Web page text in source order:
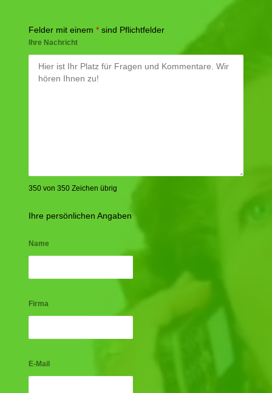
Felder mit einem * sind Pflichtfelder
Ihre Nachricht
350 von 350 Zeichen übrig
Ihre persönlichen Angaben
Name
Firma
E-Mail